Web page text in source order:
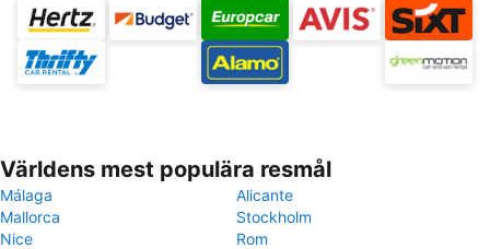
Världens mest populära resmål
Málaga
Alicante
Mallorca
Stockholm
Nice
Rom